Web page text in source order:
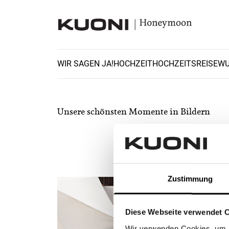
Zustimmung
Diese Webseite verwendet
WIR SAGEN JA!HOCHZEITHOCHZEITSREISE
Unsere schönsten
Unsere schönsten Momente in Bildern